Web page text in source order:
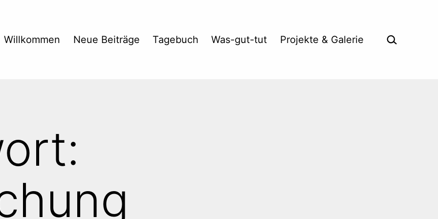
Willkommen Neue Beiträge Tagebuch Was-gut-tut Projekte & Galerie Suche …